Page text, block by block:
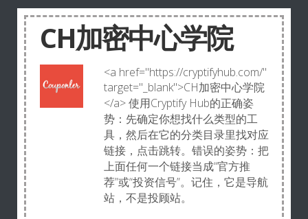
CH加密中心学院
<a href="https://cryptifyhub.com/"
target="_blank">CH加密中心学院
</a> 使用Cryptify Hub的正确姿
势：先确定你想找什么类型的工
具，然后在它的分类目录里找对应
链接，点击跳转。错误的姿势：把
上面任何一个链接当成“官方推
荐”或“投资信号”。记住，它是导航
站，不是投顾站。